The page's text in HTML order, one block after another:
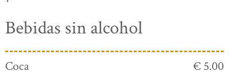
Bebidas sin alcohol
Coca
€ 5.00